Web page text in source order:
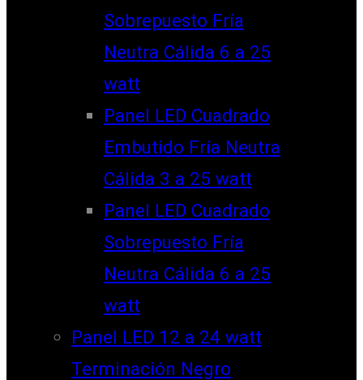
Sobrepuesto Fría
Neutra Cálida 6 a 25
watt
Panel LED Cuadrado
Embutido Fría Neutra
Cálida 3 a 25 watt
Panel LED Cuadrado
Sobrepuesto Fría
Neutra Cálida 6 a 25
watt
Panel LED 12 a 24 watt
Terminación Negro